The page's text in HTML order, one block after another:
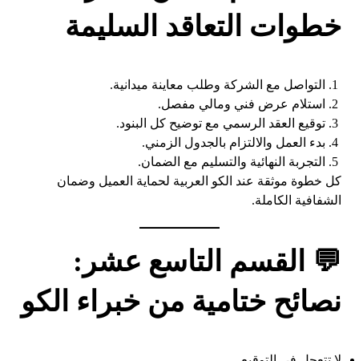
خطوات التعاقد السليمة
التواصل مع الشركة وطلب معاينة ميدانية.
استلام عرض فني ومالي مفصل.
توقيع العقد الرسمي مع توضيح كل البنود.
بدء العمل والالتزام بالجدول الزمني.
التجربة النهائية والتسليم مع الضمان.
كل خطوة موثقة عند الكو العربية لحماية العميل وضمان
الشفافية الكاملة.
💬 القسم التاسع عشر:
نصائح ختامية من خبراء الكو